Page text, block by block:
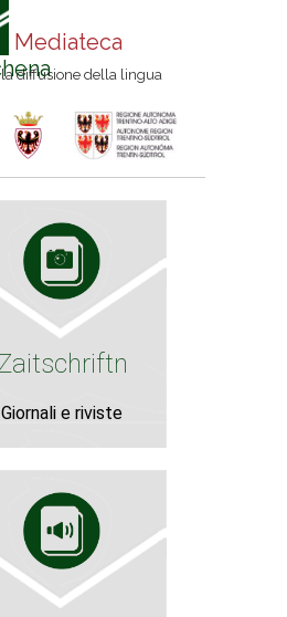
Mediateca
diffusione della lingua
Giornali e riviste